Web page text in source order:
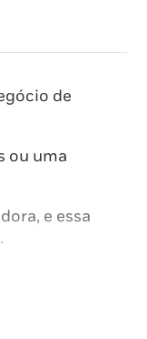
de
ou uma
e essa
este livro